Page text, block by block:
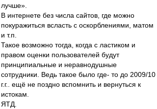
лучше».
В интернете без числа сайтов, где можно
покуражиться всласть с оскорблениями, матом
и т.п.
Такое возможно тогда, когда с ластиком и
правом оценки пользователей будут
принципиальные и неравнодушные
сотрудники. Ведь такое было где- то до 2009/10
г.г.. ещё не поздно вспомнить и вернуться к
истокам.
ЯТД.